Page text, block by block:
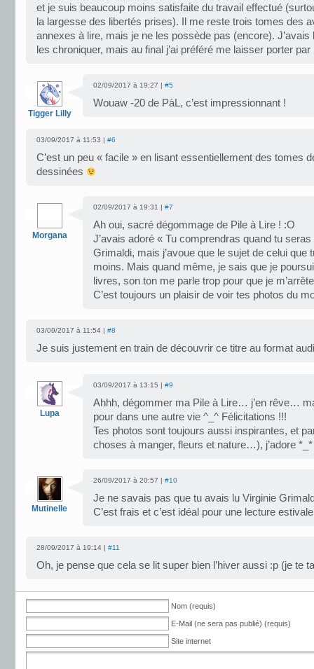
et je suis beaucoup moins satisfaite du travail effectué
la largesse des libertés prises). Il me reste trois tomes des
annexes à lire, mais je ne les possède pas (encore). J’avais
les chroniquer, mais au final j’ai préféré me laisser porter
Tigger Lilly
02/09/2017 à 19:27 | #5
Wouaw -20 de PàL, c’est impressionnant !
03/09/2017 à 11:53 | #6
C’est un peu « facile » en lisant essentiellement des tomes
dessinées
Morgana
02/09/2017 à 19:31 | #7
Ah oui, sacré dégommage de Pile à Lire ! :O
J’avais adoré « Tu comprendras quand tu
Grimaldi, mais j’avoue que le sujet de celui que
moins. Mais quand même, je sais que je
livres, son ton me parle trop pour que je
C’est toujours un plaisir de voir tes photos du
03/09/2017 à 11:54 | #8
Je suis justement en train de découvrir ce titre au format
Lupa
03/09/2017 à 13:15 | #9
Ahhh, dégommer ma Pile à Lire… j’en rêve…
pour dans une autre vie ^_^ Félicitations !!!
Tes photos sont toujours aussi inspirantes, et
choses à manger, fleurs et nature…), j’adore *_*
Mutinelle
26/09/2017 à 20:57 | #10
Je ne savais pas que tu avais lu Virginie
C’est frais et c’est idéal pour une lecture
28/09/2017 à 19:14 | #11
Oh, je pense que cela se lit super bien l’hiver aussi :p (je te
Nom (requis)
E-Mail (ne sera pas publié) (requis)
Site internet